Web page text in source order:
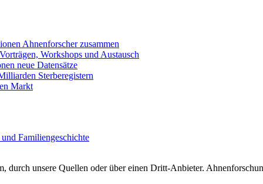
Ahnenforscher zusammen
Workshops und Austausch
neue Datensätze
Sterberegistern
Markt
Familiengeschichte
unsere Quellen oder über einen Dritt-Anbieter.